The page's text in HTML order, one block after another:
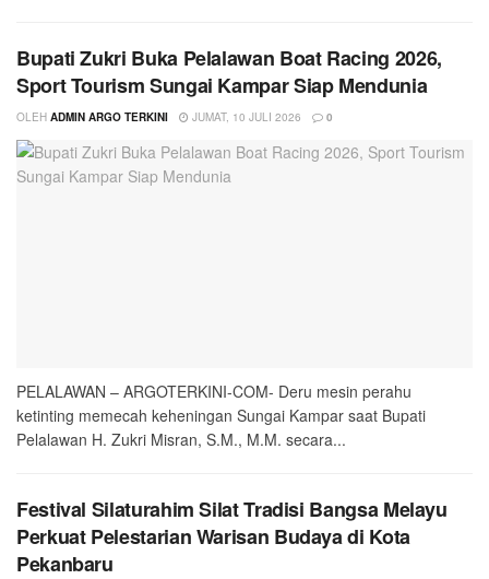
Bupati Zukri Buka Pelalawan Boat Racing 2026,
Sport Tourism Sungai Kampar Siap Mendunia
OLEH ADMIN ARGO TERKINI JUMAT, 10 JULI 2026 0
PELALAWAN – ARGOTERKINI-COM- Deru mesin perahu
ketinting memecah keheningan Sungai Kampar saat Bupati
Pelalawan H. Zukri Misran, S.M., M.M. secara...
Festival Silaturahim Silat Tradisi Bangsa Melayu
Perkuat Pelestarian Warisan Budaya di Kota
Pekanbaru